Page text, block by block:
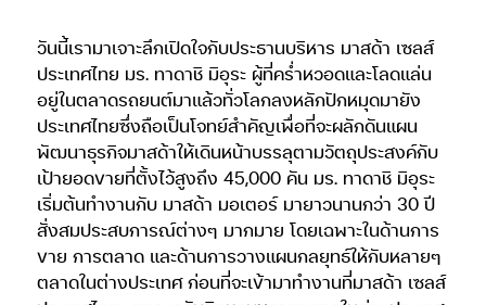
วันนี้เรามาเจาะลึกเปิดใจกับประธานบริหาร มาสด้า เซลส์
ประเทศไทย มร. ทาดาชิ มิอุระ ผู้ที่คร่ำหวอดและโลดแล่น
อยู่ในตลาดรถยนต์มาแล้วทั่วโลกลงหลักปักหมุดมายัง
ประเทศไทยซึ่งถือเป็นโจทย์สำคัญเพื่อที่จะผลักดันแผน
พัฒนาธุรกิจมาสด้าให้เดินหน้าบรรลุตามวัตถุประสงค์กับ
เป้ายอดขายที่ตั้งไว้สูงถึง 45,000 คัน มร. ทาดาชิ มิอุระ
เริ่มต้นทำงานกับ มาสด้า มอเตอร์ มายาวนานกว่า 30 ปี
สั่งสมประสบการณ์ต่างๆ มากมาย โดยเฉพาะในด้านการ
ขาย การตลาด และด้านการวางแผนกลยุทธ์ให้กับหลายๆ
ตลาดในต่างประเทศ ก่อนที่จะเข้ามาทำงานที่มาสด้า เซลส์